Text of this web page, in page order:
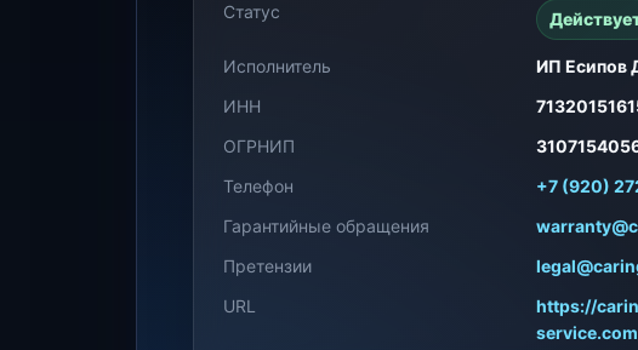
Статус
Исполнитель
ИП Есипов
ИНН
ОГРНИП
Телефон
+7 (920)
Гарантийные обращения
Претензии
URL
https://